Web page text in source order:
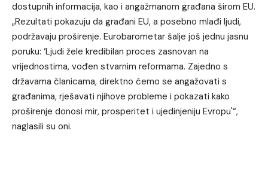
dostupnih informacija, kao i angažmanom građana širom EU.
„Rezultati pokazuju da građani EU, a posebno mlađi ljudi,
podržavaju proširenje. Eurobarometar šalje još jednu jasnu
poruku: ‘Ljudi žele kredibilan proces zasnovan na
vrijednostima, vođen stvarnim reformama. Zajedno s
državama članicama, direktno ćemo se angažovati s
građanima, rješavati njihove probleme i pokazati kako
proširenje donosi mir, prosperitet i ujedinjeniju Evropu'“,
naglasili su oni.